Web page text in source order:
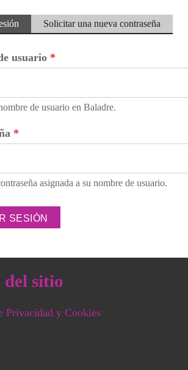
principales
(solapaSolicitar una nueva contraseña
usuario *
de usuario en Baladre.
*
asignada a su nombre de usuario.
sitio
Privacidad y Cookies